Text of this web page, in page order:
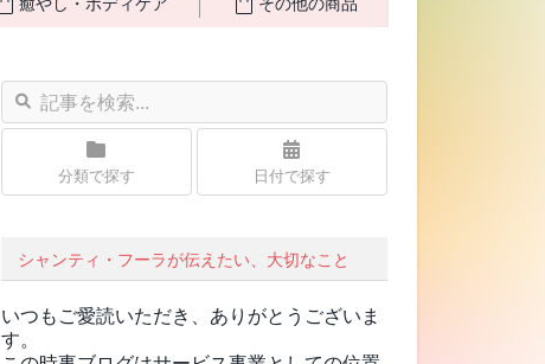
分類で探す 日付で探す
シャンティ・フーラが伝えたい、大切なこと
いつもご愛読いただき、ありがとうございま
す。